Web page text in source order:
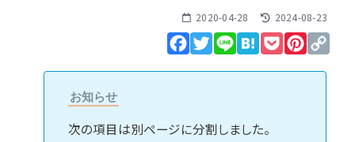
2020-04-28 2024-08-23
Facebook
Twitter
Line HatenaPocket
お知らせ
次の項目は別ページに分割しました。